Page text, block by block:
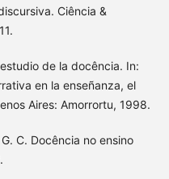
Ciência &
de la docência. In:
en la enseñanza, el
Aires: Amorrortu, 1998.
C. Docência no ensino